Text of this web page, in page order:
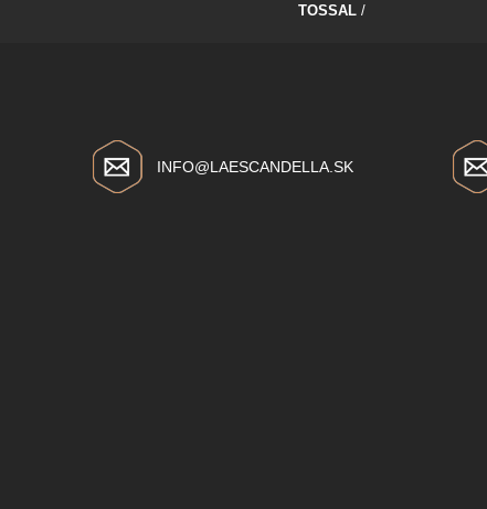
TOSSAL
INFO@LAESCANDELLA.SK